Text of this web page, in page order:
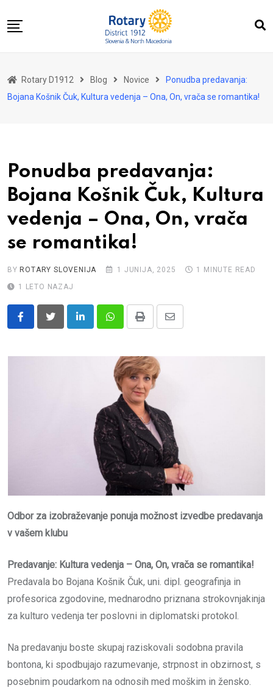
to
O nas
Kontakt
Rotary D1912 Blog Novice
Ponudba predavanja:
Bojana Košnik Čuk, Kultura vedenja – Ona, On, vrača se romantika!
Ponudba predavanja:
Bojana Košnik Čuk, Kultura
vedenja – Ona, On, vrača
se romantika!
BY ROTARY SLOVENIJA 1 JUNIJA, 2025
1 MINUTE READ
1 LETO NAZAJ
LinkedInWhatsappPrint
Share
Odbor za izobraževanje ponuja možnost izvedbe predavanja
v vašem klubu
Predavanje: Kultura vedenja – Ona, On, vrača se romantika!
Predavala bo Bojana Košnik Čuk, uni. dipl. geografinja in
profesorica zgodovine, mednarodno priznana strokovnjakinja
za kulturo vedenja ter poslovni in diplomatski protokol.
Na predavanju boste skupaj raziskovali sodobna pravila
bontona, ki spodbujajo razumevanje, strpnost in obzirnost, s
posebnim poudarkom na odnosih med moškim in žensko.